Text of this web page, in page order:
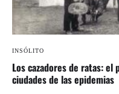
INSÓLITO
Los cazadores de ratas:
ciudades de las epidemias